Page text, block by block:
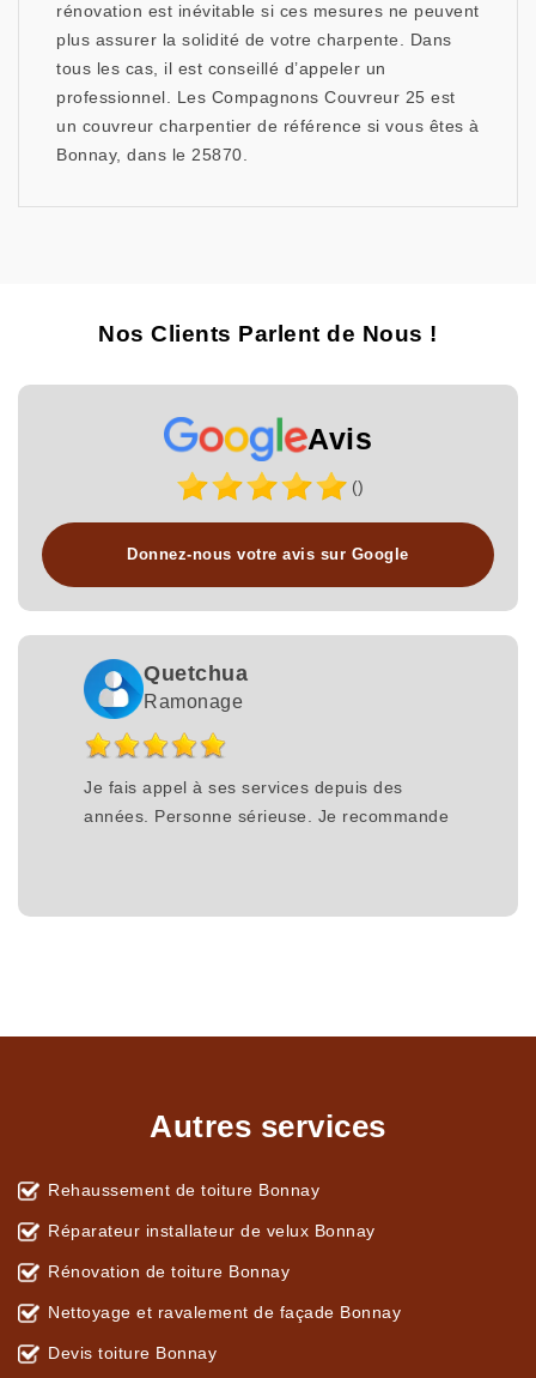
rénovation est inévitable si ces mesures ne peuvent
plus assurer la solidité de votre charpente. Dans
tous les cas, il est conseillé d’appeler un
professionnel. Les Compagnons Couvreur 25 est
un couvreur charpentier de référence si vous êtes à
Bonnay, dans le 25870.
Nos Clients Parlent de Nous !
Avis
()
Donnez-nous votre avis sur Google
Quetchua
Ramonage
Je fais appel à ses services depuis des
années. Personne sérieuse. Je recommande
Autres services
Rehaussement de toiture Bonnay
Réparateur installateur de velux Bonnay
Rénovation de toiture Bonnay
Nettoyage et ravalement de façade Bonnay
Devis toiture Bonnay